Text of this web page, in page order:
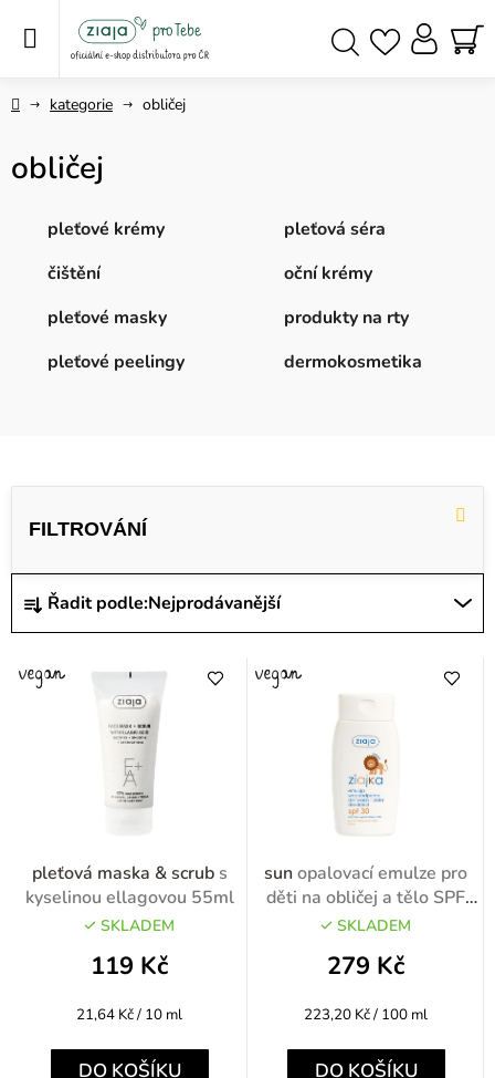
Domůkategorie obličej
obličej
pleťové krémy
pleťová séra
čištění
oční krémy
pleťové masky
produkty na rty
pleťové peelingy
dermokosmetika
Ř
a
e
Řadit podle:Nejprodávanější
V
s
r
pleťová maska & scrub s
kyselinou ellagovou 55ml
SKLADEM
119 Kč
Měrná
21,64 Kč / 10 ml
DO KOŠÍKU
sunopalovací emulze pro
děti na obličej a tělo SPF
30 125ml
SKLADEM
279 Kč
Měrná
223,20 Kč / 100 ml
DO KOŠÍKU